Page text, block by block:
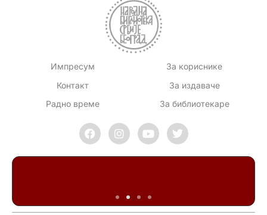
Импресум
Контакт
Радно време
За кориснике
За издаваче
За библиотекаре